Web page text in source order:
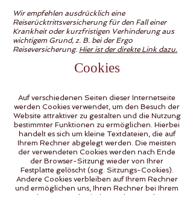
Wir empfehlen ausdrücklich eine
Reiserücktrittsversicherung für den Fall einer
Krankheit oder kurzfristigen Verhinderung aus
wichtigem Grund, z. B. bei der Ergo
Reiseversicherung. Hier ist der direkte Link dazu.
Cookies
Auf verschiedenen Seiten dieser Internetseite
werden Cookies verwendet, um den Besuch der
Website attraktiver zu gestalten und die Nutzung
bestimmter Funktionen zu ermöglichen. Hierbei
handelt es sich um kleine Textdateien, die auf
Ihrem Rechner abgelegt werden. Die meisten
der verwendeten Cookies werden nach Ende
der Browser-Sitzung wieder von Ihrer
Festplatte gelöscht (sog. Sitzungs-Cookies).
Andere Cookies verbleiben auf Ihrem Rechner
und ermöglichen uns, Ihren Rechner bei Ihrem
nächsten Besuch wiederzuerkennen (sog.